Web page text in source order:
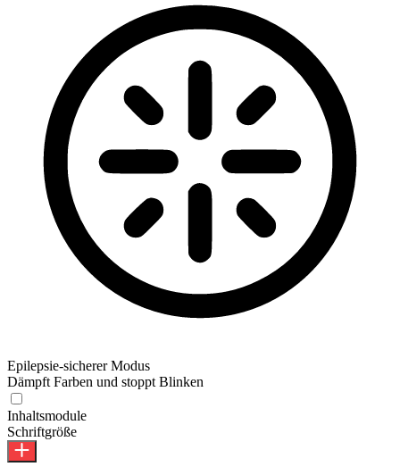
Epilepsie-sicherer Modus
Dämpft Farben und stoppt Blinken
Inhaltsmodule
Schriftgröße